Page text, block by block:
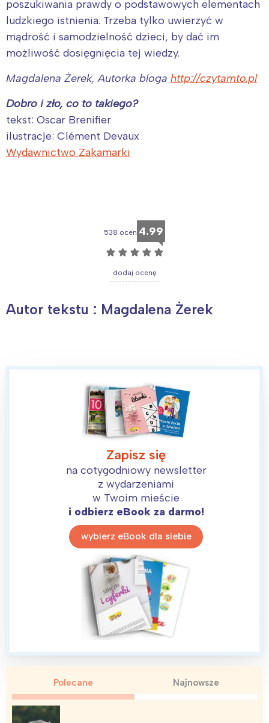
poszukiwania prawdy o podstawowych elementach
ludzkiego istnienia. Trzeba tylko uwierzyć w
mądrość i samodzielność dzieci, by dać im
możliwość dosięgnięcia tej wiedzy.
Magdalena Żerek, Autorka bloga http://czytamto.pl
Dobro i zło, co to takiego?
tekst: Oscar Brenifier
ilustracje: Clément Devaux
Wydawnictwo Zakamarki
538 ocen 4.99
☆ ☆ ☆ ☆ ☆
dodaj ocenę
Autor tekstu : Magdalena Żerek
Zapisz się
na cotygodniowy newsletter
z wydarzeniami
w Twoim mieście
i odbierz eBook za darmo!
wybierz eBook dla siebie
Polecane Najnowsze
Interesują mnie wydarzenia z
tego regionu:
Północ
Wszystkie
Wybieram